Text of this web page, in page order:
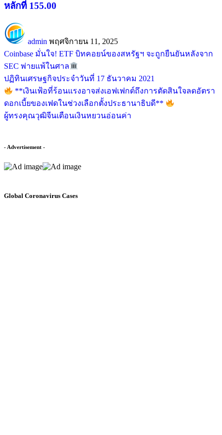
หลักที่ 155.00
admin พฤศจิกายน 11, 2025
Coinbase มั่นใจ! ETF บิทคอยน์ของสหรัฐฯ จะถูกยืนยันหลังจาก
SEC พ่ายแพ้ในศาล
ปฏิทินเศรษฐกิจประจำวันที่ 17 ธันวาคม 2021
**เงินเฟ้อที่ร้อนแรงอาจส่งเอฟเฟกต์ถึงการตัดสินใจลดอัตรา
ดอกเบี้ยของเฟดในช่วงเลือกตั้งประธานาธิบดี**
ผู้ทรงคุณวุฒิจีนเตือนเงินหยวนอ่อนค่า
- Advertisement -
Global Coronavirus Cases